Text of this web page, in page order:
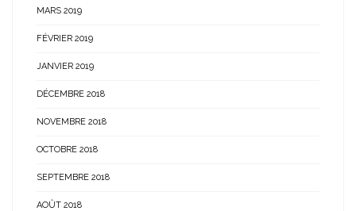
MARS 2019
FÉVRIER 2019
JANVIER 2019
DÉCEMBRE 2018
NOVEMBRE 2018
OCTOBRE 2018
SEPTEMBRE 2018
AOÛT 2018